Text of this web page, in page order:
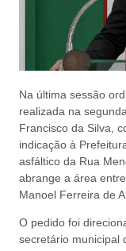
Na última sessão
realizada na
Francisco da Silva,
indicação à
asfáltico da Rua
abrange a área
Manoel Ferreira de
O pedido foi
secretário municipal